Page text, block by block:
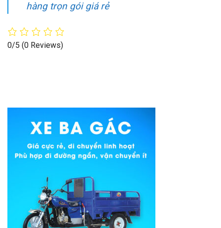
hàng trọn gói giá rẻ
0/5 (0 Reviews)